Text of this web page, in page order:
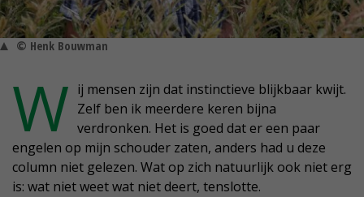
© Henk Bouwman
W ij mensen zijn dat instinctieve blijkbaar kwijt.
Zelf ben ik meerdere keren bijna
verdronken. Het is goed dat er een paar
engelen op mijn schouder zaten, anders had u deze
column niet gelezen. Wat op zich natuurlijk ook niet erg
is: wat niet weet wat niet deert, tenslotte.